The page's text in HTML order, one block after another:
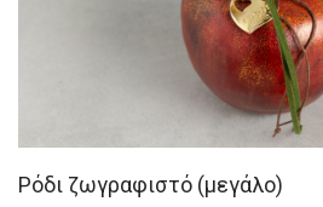
Ρόδι ζωγραφιστό (μεγάλο)